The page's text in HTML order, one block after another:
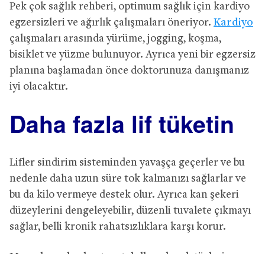
Pek çok sağlık rehberi, optimum sağlık için kardiyo
egzersizleri ve ağırlık çalışmaları öneriyor. Kardiyo
çalışmaları arasında yürüme, jogging, koşma,
bisiklet ve yüzme bulunuyor. Ayrıca yeni bir egzersiz
planına başlamadan önce doktorunuza danışmanız
iyi olacaktır.
Daha fazla lif tüketin
Lifler sindirim sisteminden yavaşça geçerler ve bu
nedenle daha uzun süre tok kalmanızı sağlarlar ve
bu da kilo vermeye destek olur. Ayrıca kan şekeri
düzeylerini dengeleyebilir, düzenli tuvalete çıkmayı
sağlar, belli kronik rahatsızlıklara karşı korur.